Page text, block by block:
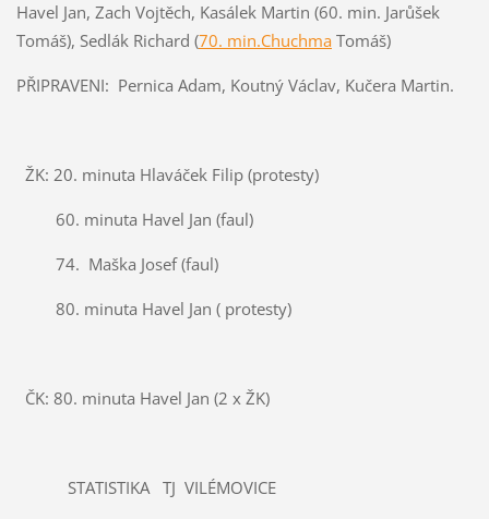
Havel Jan, Zach Vojtěch, Kasálek Martin (60. min. Jarůšek
Tomáš), Sedlák Richard (70. min.ChuchmaTomáš)
PŘIPRAVENI: Pernica Adam, Koutný Václav, Kučera Martin.
ŽK: 20. minuta Hlaváček Filip (protesty)
60. minuta Havel Jan (faul)
74. Maška Josef (faul)
80. minuta Havel Jan ( protesty)
ČK: 80. minuta Havel Jan (2 x ŽK)
STATISTIKA TJ VILÉMOVICE